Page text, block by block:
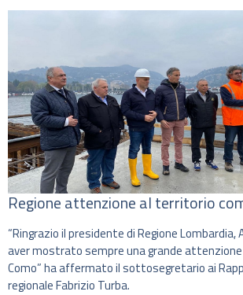
Regione attenzione al territorio
“Ringrazio il presidente di Regione
aver mostrato sempre una grande
Como” ha affermato il sottosegretario ai
regionale Fabrizio Turba.